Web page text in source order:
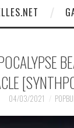
04/03/2021